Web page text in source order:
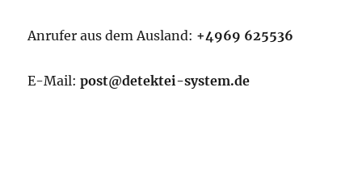
Anrufer aus dem Ausland: +4969 625536
E-Mail:post@detektei-system.de